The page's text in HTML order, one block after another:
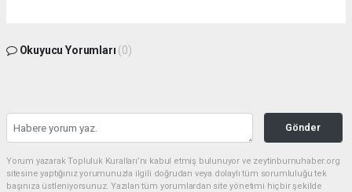
Okuyucu Yorumları (0)
Gönder
Yorum yazarak Topluluk Kuralları’nı kabul etmiş bulunuyor ve zeytinburnuhaber.org
sitesine yaptığınız yorumunuzla ilgili doğrudan veya dolaylı tüm sorumluluğu tek
başınıza üstleniyorsunuz. Yazılan tüm yorumlardan site yönetimi hiçbir şekilde